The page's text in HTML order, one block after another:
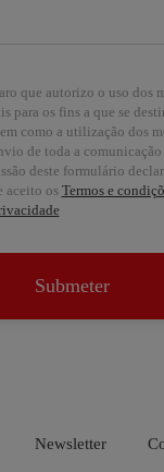
que autorizo o uso dos
para os fins a que se
como a utilização dos
de toda a comunicação
deste formulário
aceito osTermos e
Submeter
Newsletter